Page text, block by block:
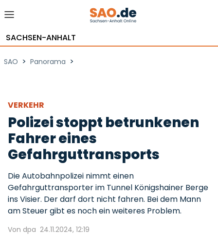
SACHSEN-ANHALT
SAO > Panorama >
VERKEHR
Polizei stoppt betrunkenen
Fahrer eines
Gefahrguttransports
Die Autobahnpolizei nimmt einen
Gefahrguttransporter im Tunnel Königshainer Berge
ins Visier. Der darf dort nicht fahren. Bei dem Mann
am Steuer gibt es noch ein weiteres Problem.
Von dpa 24.11.2024, 12:19